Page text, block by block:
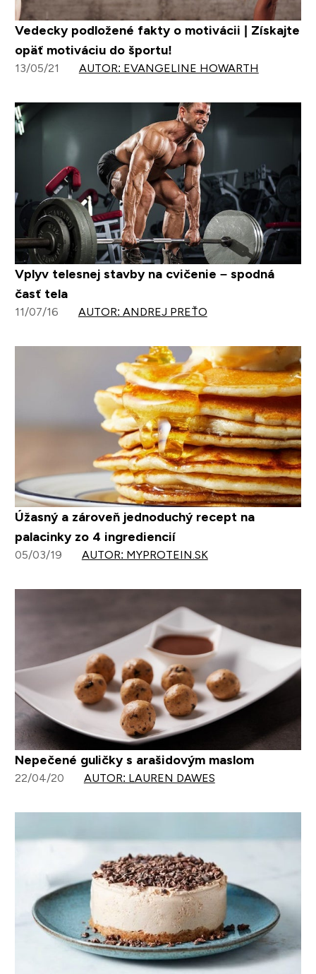
Vedecky podložené fakty o motivácii | Získajte
opäť motiváciu do športu!
13/05/21 AUTOR: EVANGELINE HOWARTH
Vplyv telesnej stavby na cvičenie – spodná
časť tela
11/07/16 AUTOR: ANDREJ PREŤO
Úžasný a zároveň jednoduchý recept na
palacinky zo 4 ingrediencií
05/03/19 AUTOR: MYPROTEIN.SK
Nepečené guličky s arašidovým maslom
22/04/20 AUTOR: LAUREN DAWES